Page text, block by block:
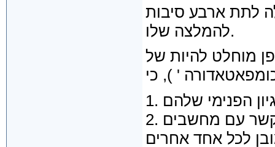
לתת ארבע סיבות
להמלצה שלו.
מוחלט להיות של
2. שפשפת הבן מקום שהם משתמשים להתקשר עם מחשבים